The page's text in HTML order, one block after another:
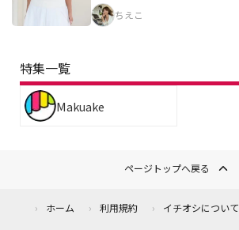
ちえこ
特集一覧
Makuake
ページトップへ戻る
ホーム 利用規約 イチオシについて